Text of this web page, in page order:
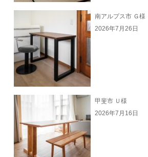
南アルプス市 Ｇ様
2026年7月26日
甲斐市 Ｕ様
2026年7月16日